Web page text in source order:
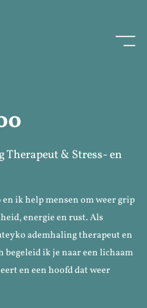
& Stress- en
en ik help mensen om weer grip
energie en rust. Als
ademhaling therapeut en
begeleid ik je naar een lichaam
en een hoofd dat weer